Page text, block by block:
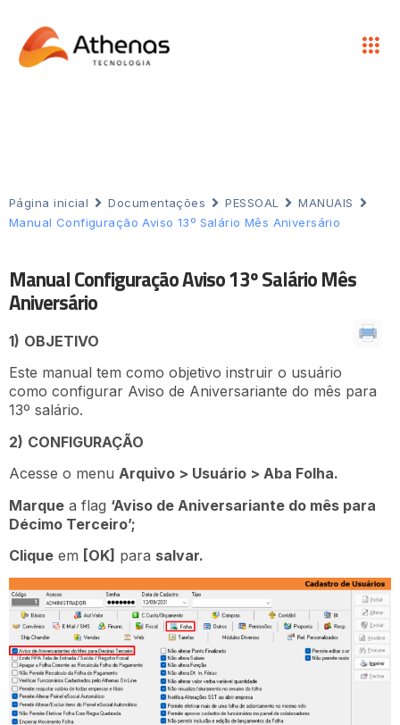
Página inicial Documentações PESSOAL
MANUAIS
Manual Configuração Aviso 13º Salário Mês Aniversário
Manual Configuração Aviso 13º Salário Mês
Aniversário
1) OBJETIVO
Este manual tem como objetivo instruir o usuário
como configurar Aviso de Aniversariante do mês para
13º salário.
2) CONFIGURAÇÃO
Acesse o menu Arquivo > Usuário > Aba Folha.
Marque a flag ‘Aviso de Aniversariante do mês para
Décimo Terceiro’;
Clique em [OK] para salvar.